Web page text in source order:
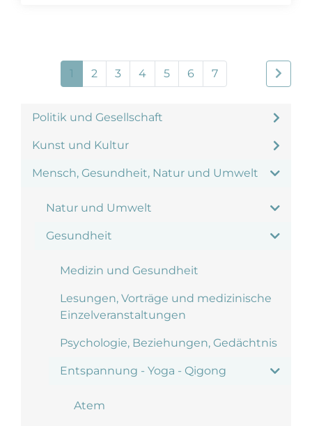
Politik und Gesellschaft
Kunst und Kultur
Mensch, Gesundheit, Natur und Umwelt
Natur und Umwelt
Gesundheit
Medizin und Gesundheit
Lesungen, Vorträge und medizinische
Einzelveranstaltungen
Psychologie, Beziehungen, Gedächtnis
Entspannung - Yoga - Qigong
Atem
1 2 3 4 5 6 7